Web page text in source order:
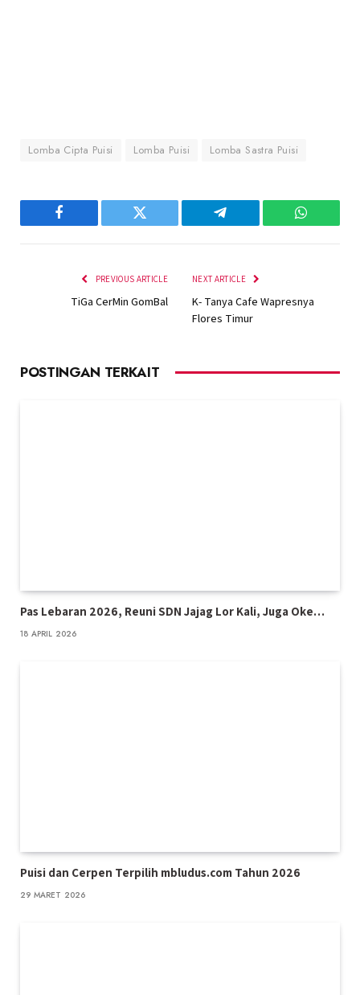
Lomba Cipta Puisi Lomba Puisi Lomba Sastra Puisi
Facebook Twitter Telegram
PREVIOUS ARTICLE
TiGa CerMin GomBal
NEXT ARTICLE
K- Tanya Cafe Wapresnya
Flores Timur
POSTINGAN TERKAIT
Pas Lebaran 2026, Reuni SDN Jajag Lor Kali, Juga Oke…
18 APRIL 2026
Puisi dan Cerpen Terpilih mbludus.com Tahun 2026
29 MARET 2026